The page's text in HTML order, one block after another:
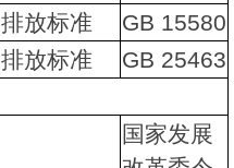
放标准
GB 15580
放标准
GB 25463
国家发展